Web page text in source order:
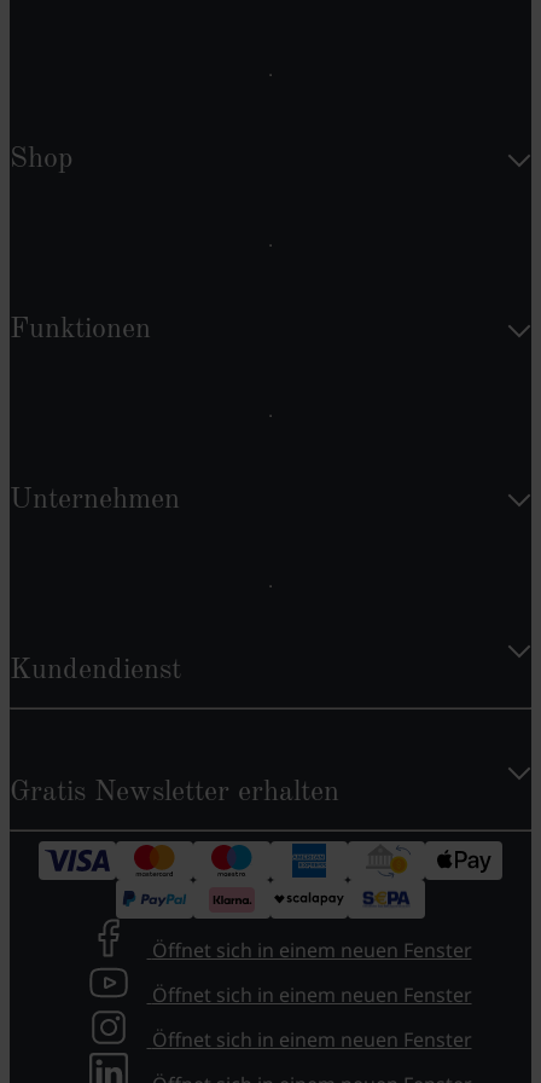
Shop
Funktionen
Unternehmen
Kundendienst
Gratis Newsletter erhalten
Öffnet sich in einem neuen Fenster
Öffnet sich in einem neuen Fenster
Öffnet sich in einem neuen Fenster